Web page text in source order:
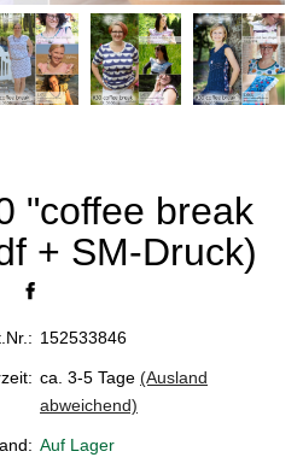
"coffee break
+ SM-Druck)
152533846
ca. 3-5 Tage (Ausland
abweichend)
Auf Lager